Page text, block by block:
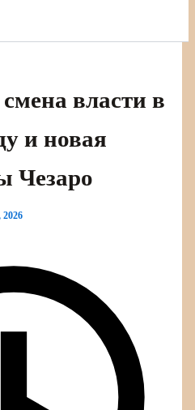
власти в
и новая
Чезаро